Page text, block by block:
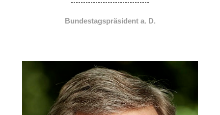
Bundestagspräsident a. D.